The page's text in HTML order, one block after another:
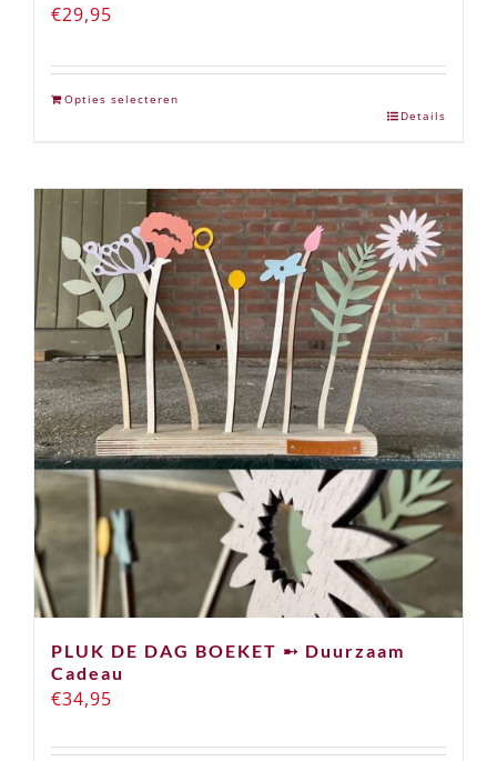
€29,95
Opties selecteren
Details
PLUK DE DAG BOEKET ➸ Duurzaam
Cadeau
€34,95